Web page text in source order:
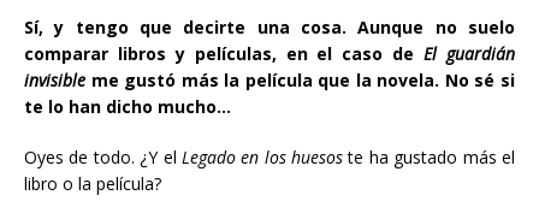
Sí, y tengo que decirte una cosa. Aunque no suelo
comparar libros y películas, en el caso deEl guardián
invisible me gustó más la película que la novela. No sé si
te lo han dicho mucho…
Oyes de todo. ¿Y el Legado en los huesoste ha gustado más el
libro o la película?